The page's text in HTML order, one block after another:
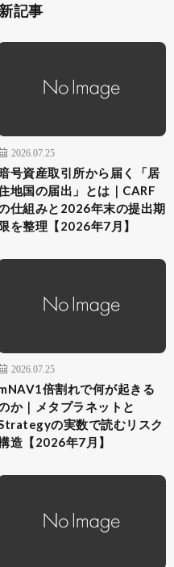
記事
2026.07.25
号資産取引所から届く「居
地国の届出」とは｜CARF
仕組みと2026年末の提出期
を整理【2026年7月】
2026.07.25
倍割れで何が起きる
か｜メタプラネットと
の実数で読むリスク
造【2026年7月】